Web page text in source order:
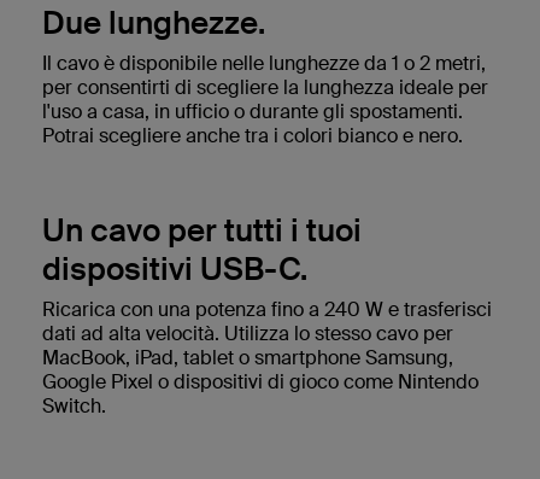
Due lunghezze.
Il cavo è disponibile nelle lunghezze da 1 o 2 metri,
per consentirti di scegliere la lunghezza ideale per
l'uso a casa, in ufficio o durante gli spostamenti.
Potrai scegliere anche tra i colori bianco e nero.
Un cavo per tutti i tuoi
dispositivi USB-C.
Ricarica con una potenza fino a 240 W e trasferisci
dati ad alta velocità. Utilizza lo stesso cavo per
MacBook, iPad, tablet o smartphone Samsung,
Google Pixel o dispositivi di gioco come Nintendo
Switch.